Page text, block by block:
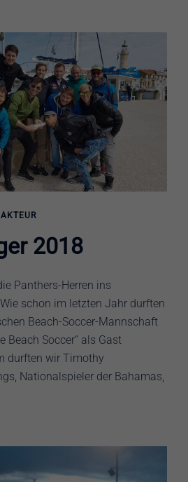
2018
Panthers-Herren ins
schon im letzten Jahr durften
Beach-Soccer-Mannschaft
Beach Soccer“ als Gast
durften wir Timothy
Nationalspieler der Bahamas,